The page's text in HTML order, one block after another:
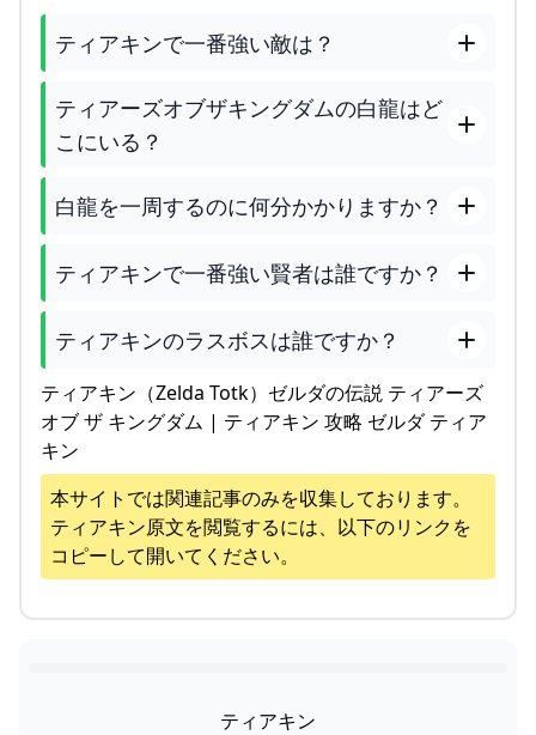
ティアキンで一番強い敵は？
ティアーズオブザキングダムの白龍はど
こにいる？
白龍を一周するのに何分かかりますか？
ティアキンで一番強い賢者は誰ですか？
ティアキンのラスボスは誰ですか？
ティアキン（Zelda Totk）ゼルダの伝説 ティアーズ
オブ ザ キングダム | ティアキン 攻略 ゼルダ ティア
キン
本サイトでは関連記事のみを収集しております。
ティアキン原文を閲覧するには、以下のリンクを
コピーして開いてください。
ティアキン